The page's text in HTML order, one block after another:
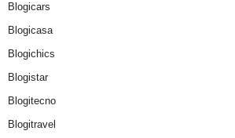
Blogicars
Blogicasa
Blogichics
Blogistar
Blogitecno
Blogitravel